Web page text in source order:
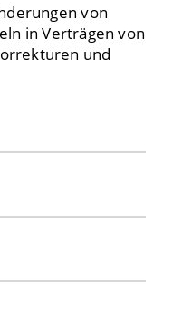
von
in Verträgen von
und